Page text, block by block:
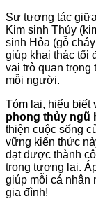
Sự tương tác
Kim sinh Thủy
sinh Hỏa (gỗ
giúp khai thác tối
vai trò quan trọng
mỗi người.
Tóm lại, hiểu biết
phong thủy ngũ
thiện cuộc sống
vững kiến thức
đạt được thành
trong tương lai.
giúp mỗi cá nhân
gia đình!